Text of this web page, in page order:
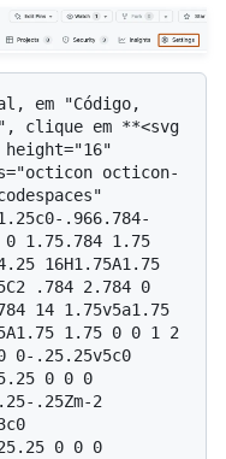
clique em **<svg
octicon-
.966.784-
0 1.75.784 1.75
16H1.75A1.75
.784 2.784 0
14 1.75v5a1.75
1.75 0 0 1 2
0-.25.25v5c0
0 0 0
.25Zm-2
0 0 0